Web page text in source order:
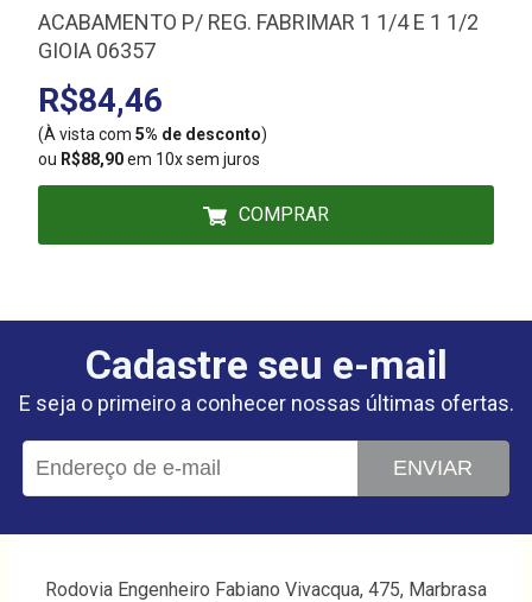
ACABAMENTO P/ REG. FABRIMAR 1 1/4 E 1 1/2
GIOIA 06357
R$84,46
(À vista com 5% de desconto)
ou R$88,90em 10x sem juros
COMPRAR
Cadastre seu e-mail
E seja o primeiro a conhecer nossas últimas ofertas.
ENVIAR
Rodovia Engenheiro Fabiano Vivacqua, 475, Marbrasa